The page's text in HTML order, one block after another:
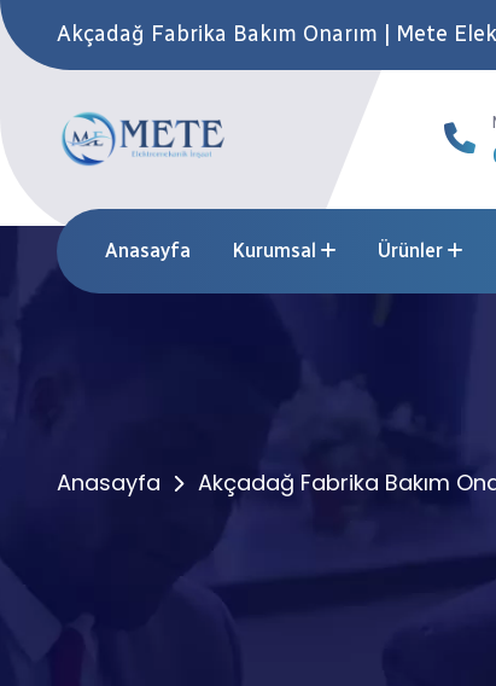
Akçadağ Fabrika Bakım Onarım | Mete
Anasayfa Kurumsal Ürünler
Anasayfa Akçadağ Fabrika Bakım